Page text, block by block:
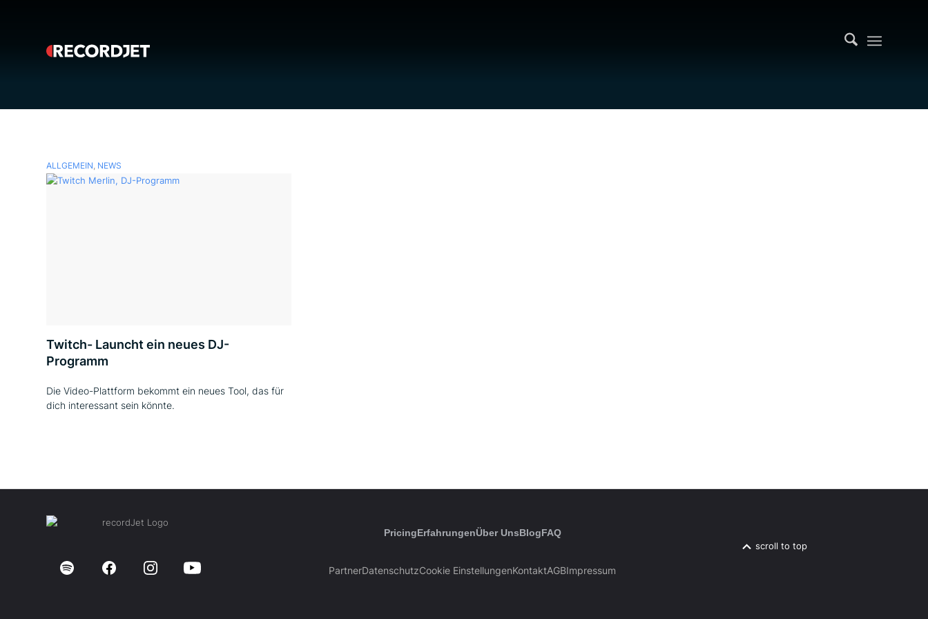
ALLGEMEIN, NEWS
Twitch- Launcht ein neues DJ-
Programm
Die Video-Plattform bekommt ein neues Tool, das für
dich interessant sein könnte.
PricingErfahrungenÜber UnsBlogFAQ
PartnerDatenschutzCookie EinstellungenKontaktAGBImpressum
scroll to top